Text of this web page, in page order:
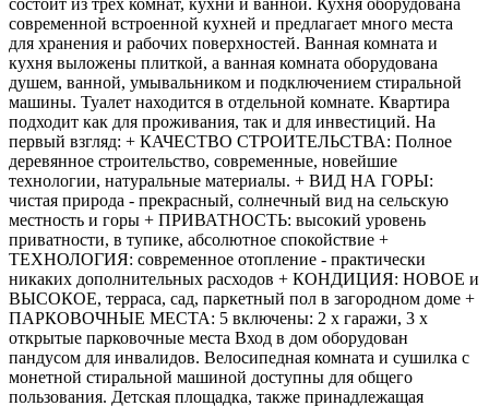
современной встроенной кухней и предлагает много места
для хранения и рабочих поверхностей. Ванная комната и
кухня выложены плиткой, а ванная комната оборудована
душем, ванной, умывальником и подключением стиральной
машины. Туалет находится в отдельной комнате. Квартира
подходит как для проживания, так и для инвестиций. На
первый взгляд: + КАЧЕСТВО СТРОИТЕЛЬСТВА: Полное
деревянное строительство, современные, новейшие
технологии, натуральные материалы. + ВИД НА ГОРЫ:
чистая природа - прекрасный, солнечный вид на сельскую
местность и горы + ПРИВАТНОСТЬ: высокий уровень
приватности, в тупике, абсолютное спокойствие +
ТЕХНОЛОГИЯ: современное отопление - практически
никаких дополнительных расходов + КОНДИЦИЯ: НОВОЕ и
ВЫСОКОЕ, терраса, сад, паркетный пол в загородном доме +
ПАРКОВОЧНЫЕ МЕСТА: 5 включены: 2 x гаражи, 3 x
открытые парковочные места Вход в дом оборудован
пандусом для инвалидов. Велосипедная комната и сушилка с
монетной стиральной машиной доступны для общего
пользования. Детская площадка, также принадлежащая